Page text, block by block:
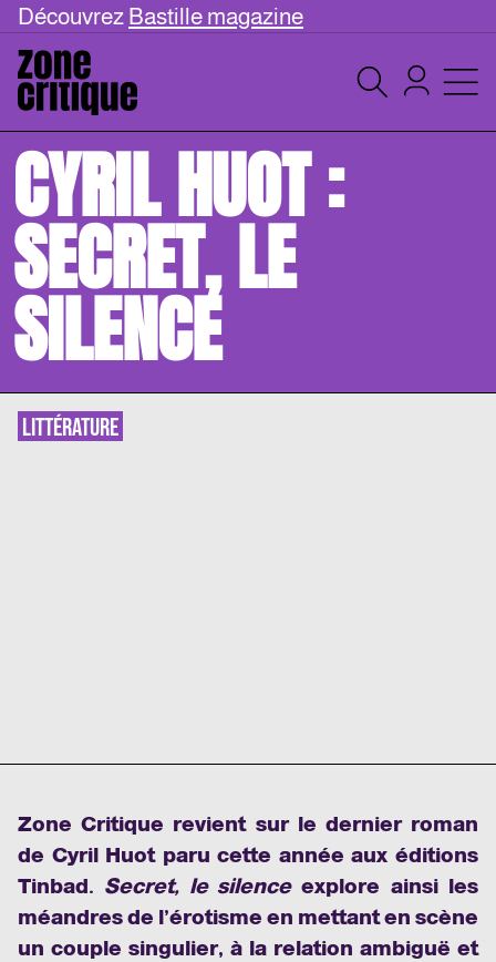
Découvrez Bastille magazine
CYRIL HUOT :
SECRET, LE
SILENCE
LITTÉRATURE
Zone Critique revient sur le dernier roman
de Cyril Huot paru cette année aux éditions
Tinbad. Secret, le silenceexplore ainsi les
méandres de l’érotisme en mettant en scène
un couple singulier, à la relation ambiguë et